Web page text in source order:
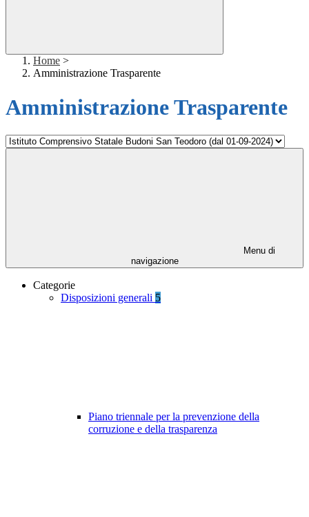
Home >
Amministrazione Trasparente
Amministrazione Trasparente
Menu di
navigazione
Categorie
Disposizioni generali 5
Piano triennale per la prevenzione della
corruzione e della trasparenza